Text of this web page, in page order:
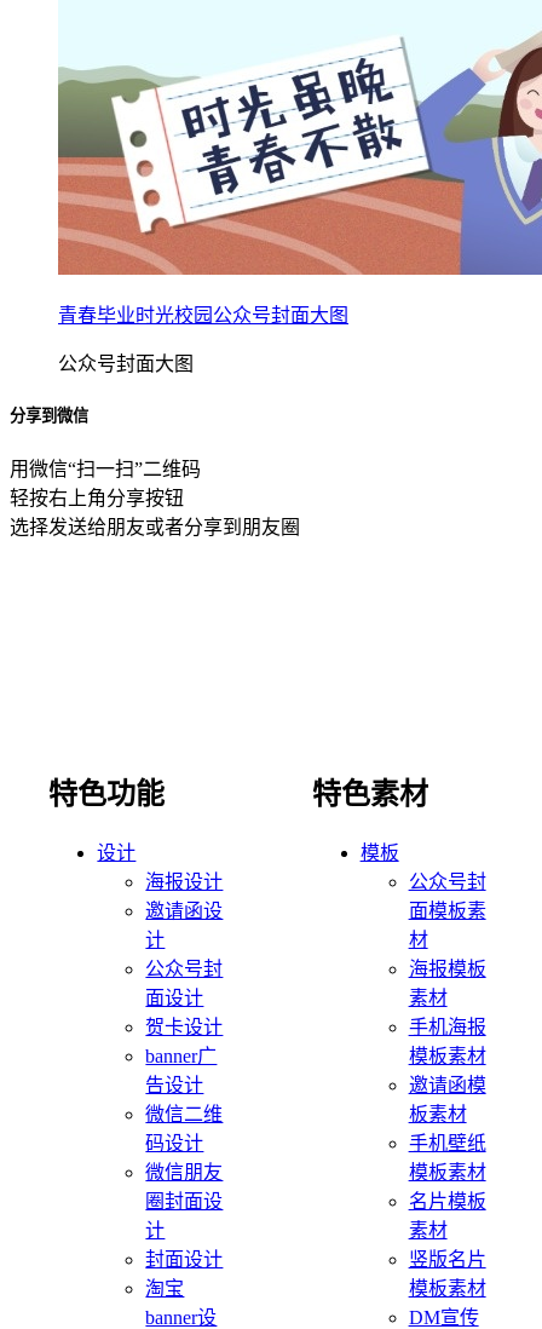
青春毕业时光校园公众号封面大图
公众号封面大图
分享到微信
用微信“扫一扫”二维码
轻按右上角分享按钮
选择发送给朋友或者分享到朋友圈
特色功能
设计
海报设计
邀请函设
计
公众号封
面设计
贺卡设计
banner广
告设计
微信二维
码设计
微信朋友
圈封面设
计
封面设计
淘宝
banner设
特色素材
模板
公众号封
面模板素
材
海报模板
素材
手机海报
模板素材
邀请函模
板素材
手机壁纸
模板素材
名片模板
素材
竖版名片
模板素材
DM宣传